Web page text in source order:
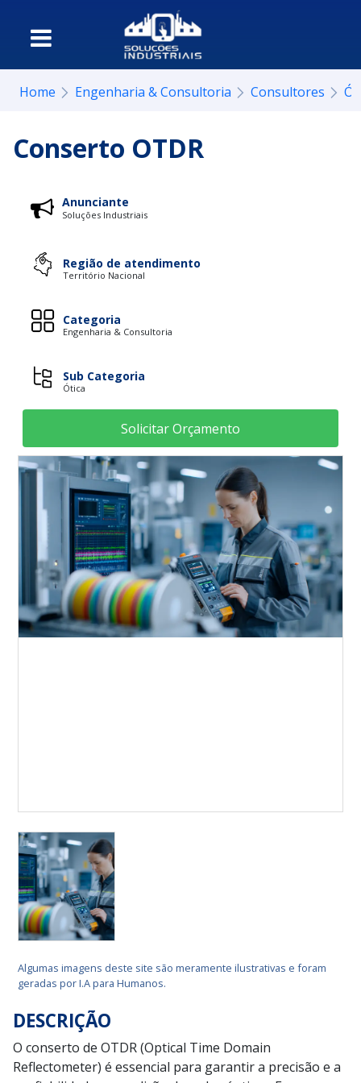
Home Engenharia & Consultoria Consultores
Conserto OTDR
Anunciante
Soluções Industriais
Região de atendimento
Território Nacional
Categoria
Engenharia & Consultoria
Sub Categoria
Ótica
Solicitar Orçamento
Algumas imagens deste site são meramente ilustrativas e foram
geradas por I.A para Humanos.
DESCRIÇÃO
O conserto de OTDR (Optical Time Domain
Reflectometer) é essencial para garantir a precisão e a